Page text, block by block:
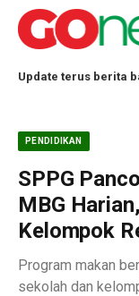
Update terus berita
PENDIDIKAN
SPPG
MBG
Kelompok
Program makan
sekolah dan